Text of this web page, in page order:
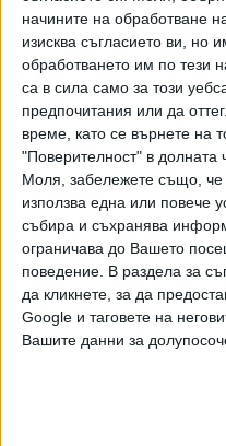
начините на обработване
изисква съгласието ви, но
обработването им по тези
са в сила само за този
предпочитания или да
време, като се върнете на
"Поверителност" в долната
Моля, забележете също, че
използва една или повече
събира и съхранява
ограничава до Вашето
поведение. В раздела за
да кликнете, за да
Google и таговете на
Вашите данни за
Двамата си размениха
Пхенян и Вашингтон.
Тръмп и Ким към тях се
президент Мун Дже-ин.
двамата лидери за
изразил надежда, че
като президента на САЩ,
полуостров. Доналд
късно в събота след
изнeнадващо направи
Ким Чен-ун на 38-ия
на предложението.